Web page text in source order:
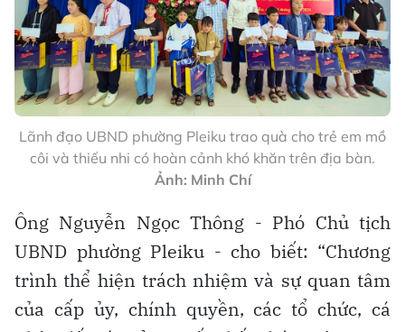
Lãnh đạo UBND phường Pleiku trao quà cho trẻ em mồ
côi và thiếu nhi có hoàn cảnh khó khăn trên địa bàn.
Ảnh: Minh Chí
Ông Nguyễn Ngọc Thông - Phó Chủ tịch
UBND phường Pleiku - cho biết: “Chương
trình thể hiện trách nhiệm và sự quan tâm
của cấp ủy, chính quyền, các tổ chức, cá